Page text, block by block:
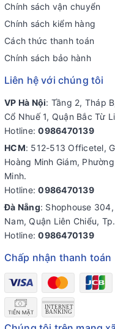
Chính sách vận chuyển
Chính sách kiểm hàng
Cách thức thanh toán
Chính sách bảo hành
Liên hệ với chúng tôi
VP Hà Nội: Tầng 2, Tháp
Cổ Nhuế 1, Quận Bắc Từ
Hotline:0986470139
HCM: 512-513 Officetel,
Hoàng Minh Giám,
Minh.
Hotline:0986470139
Đà Nẵng: Shophouse
Nam, Quận Liên Chiểu,
Hotline:0986470139
Chấp nhận thanh toán